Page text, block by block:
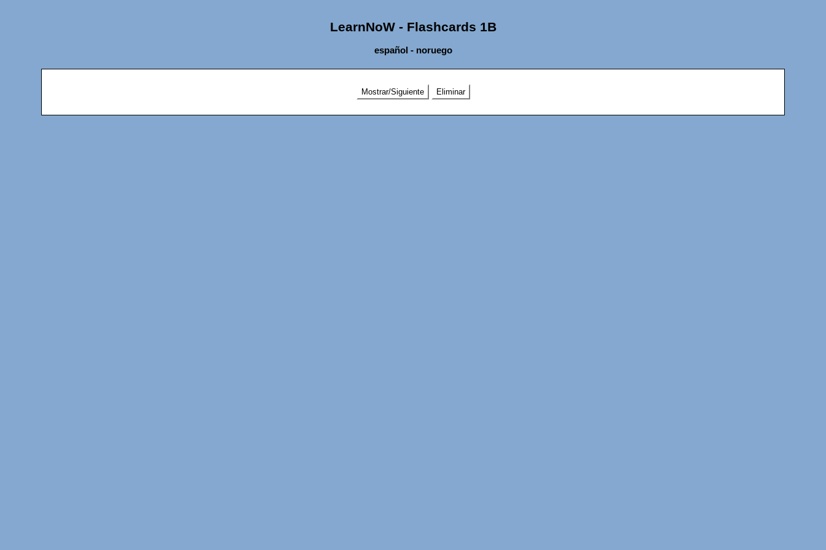
LearnNoW - Flashcards 1B
español - noruego
Mostrar/Siguiente Eliminar